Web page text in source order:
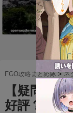
FGO攻略まとめ隊 >ネ
【疑問】
好評？？？